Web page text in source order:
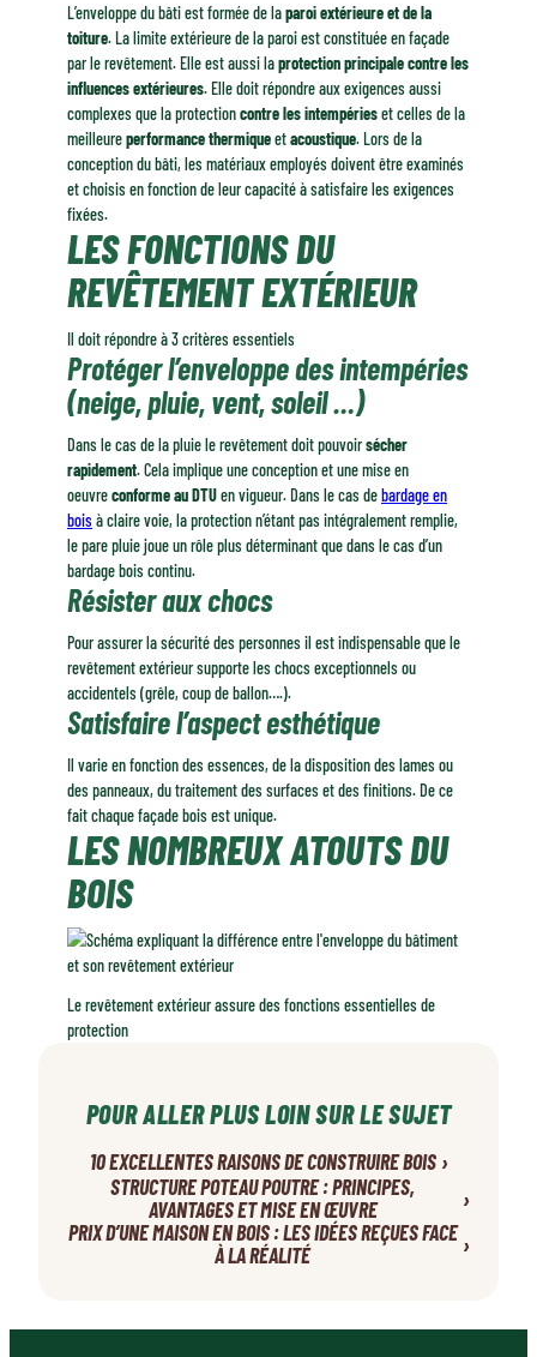
L’enveloppe du bâti est formée de laparoi extérieure et de la
toiture. La limite extérieure de la paroi est constituée en façade
par le revêtement. Elle est aussi laprotection principale contre les
influences extérieures. Elle doit répondre aux exigences aussi
complexes que la protectioncontre les intempérieset celles de la
meilleureperformance thermiqueetacoustique. Lors de la
conception du bâti, les matériaux employés doivent être examinés
et choisis en fonction de leur capacité à satisfaire les exigences
fixées.
LES FONCTIONS DU
REVÊTEMENT EXTÉRIEUR
Il doit répondre à 3 critères essentiels
Protéger l’enveloppe des intempéries
(neige, pluie, vent, soleil …)
Dans le cas de la pluie le revêtement doit pouvoirsécher
rapidement. Cela implique une conception et une mise en
oeuvreconforme au DTUen vigueur. Dans le cas debardage en
boisà claire voie, la protection n’étant pas intégralement remplie,
le pare pluie joue un rôle plus déterminant que dans le cas d’un
bardage bois continu.
Résister aux chocs
Pour assurer la sécurité des personnes il est indispensable que le
revêtement extérieur supporte les chocs exceptionnels ou
accidentels (grêle, coup de ballon….).
Satisfaire l’aspect esthétique
Il varie en fonction des essences, de la disposition des lames ou
des panneaux, du traitement des surfaces et des finitions. De ce
fait chaque façade bois est unique.
LES NOMBREUX ATOUTS DU
BOIS
Le revêtement extérieur assure des fonctions essentielles de
protection
POUR ALLER PLUS LOIN SUR LE SUJET
10 EXCELLENTES RAISONS DE CONSTRUIRE BOIS›
STRUCTURE POTEAU POUTRE : PRINCIPES,
AVANTAGES ET MISE EN ŒUVRE
›
PRIX D’UNE MAISON EN BOIS : LES IDÉES REÇUES FACE
À LA RÉALITÉ
›